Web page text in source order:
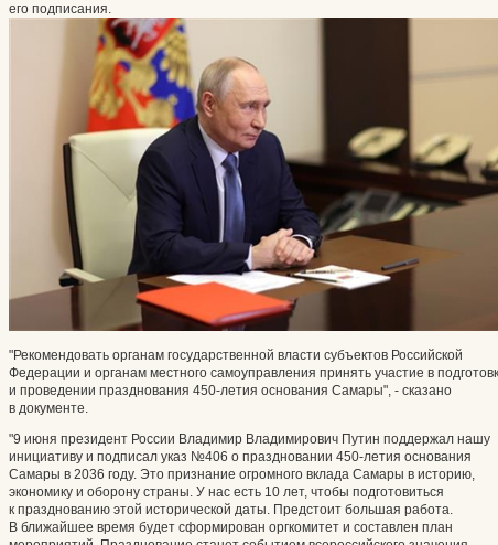
его подписания.
"Рекомендовать органам государственной власти субъектов Российской
Федерации и органам местного самоуправления принять участие в
и проведении празднования 450-летия основания Самары", - сказано
в документе.
"9 июня президент России Владимир Владимирович Путин поддержал нашу
инициативу и подписал указ №406 о праздновании 450-летия основания
Самары в 2036 году. Это признание огромного вклада Самары в историю,
экономику и оборону страны. У нас есть 10 лет, чтобы подготовиться
к празднованию этой исторической даты. Предстоит большая работа.
В ближайшее время будет сформирован оргкомитет и составлен план